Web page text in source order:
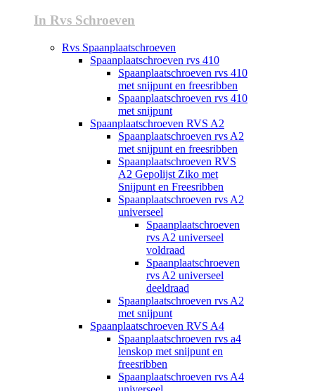
In Rvs Schroeven
Rvs Spaanplaatschroeven
Spaanplaatschroeven rvs 410
Spaanplaatschroeven rvs 410
met snijpunt en freesribben
Spaanplaatschroeven rvs 410
met snijpunt
Spaanplaatschroeven RVS A2
Spaanplaatschroeven rvs A2
met snijpunt en freesribben
Spaanplaatschroeven RVS
A2 Gepolijst Ziko met
Snijpunt en Freesribben
Spaanplaatschroeven rvs A2
universeel
Spaanplaatschroeven
rvs A2 universeel
voldraad
Spaanplaatschroeven
rvs A2 universeel
deeldraad
Spaanplaatschroeven rvs A2
met snijpunt
Spaanplaatschroeven RVS A4
Spaanplaatschroeven rvs a4
lenskop met snijpunt en
freesribben
Spaanplaatschroeven rvs A4